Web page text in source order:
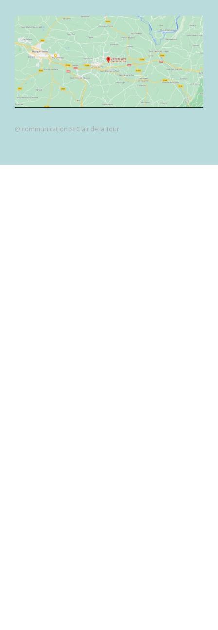
@ communication St Clair de la Tour